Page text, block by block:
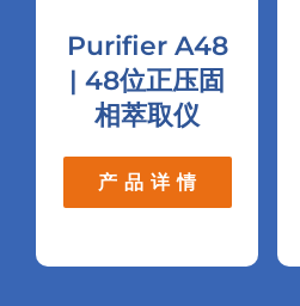
Purifier A48
| 48位正压固
相萃取仪
产 品 详 情